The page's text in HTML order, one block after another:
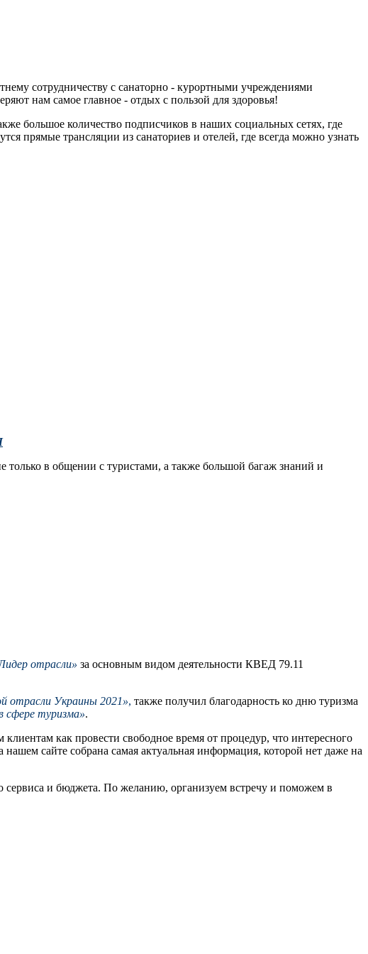
сотрудничеству с санаторно - курортными учреждениями
нам самое главное - отдых с пользой для здоровья!
большое количество подписчиков в наших социальных сетях, где
прямые трансляции из санаториев и отелей, где всегда можно узнать
только в общении с туристами, а также большой багаж знаний и
отрасли» за основным видом деятельности КВЕД 79.11
отрасли Украины 2021», также получил благодарность ко дню туризма
сфере туризма».
как провести свободное время от процедур, что интересного
сайте собрана самая актуальная информация, которой нет даже на
и бюджета. По желанию, организуем встречу и поможем в